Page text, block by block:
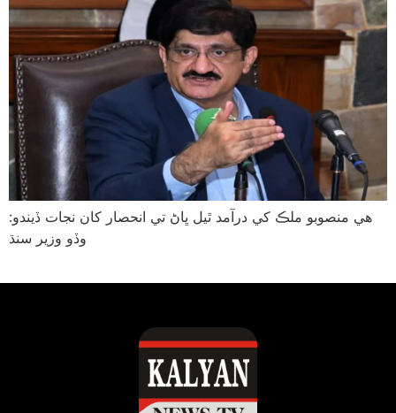
هي منصوبو ملڪ کي درآمد ٿيل ڀاڻ تي انحصار کان نجات ڏيندو:
وڏو وزير سنڌ